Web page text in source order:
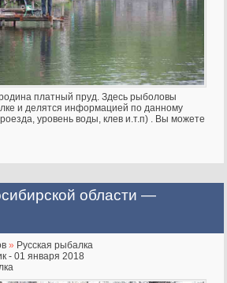
платный пруд. Здесь рыболовы
и делятся информацией по данному
уровень воды, клев и.т.п) . Вы можете
области —
» Русская рыбалка
- 01 января 2018